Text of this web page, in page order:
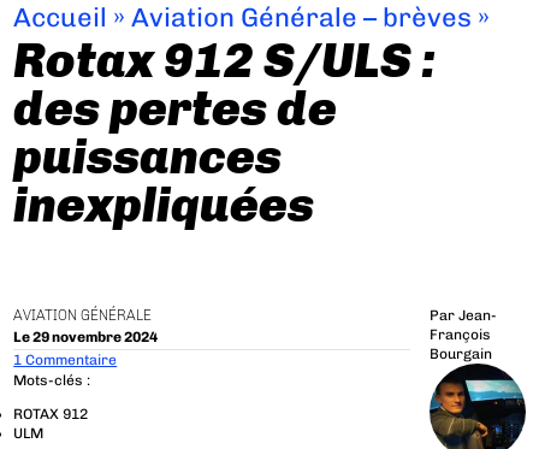
Accueil »Aviation Générale – brèves »
Rotax 912 S/ULS :
des pertes de
puissances
inexpliquées
AVIATION GÉNÉRALE
Le 29 novembre 2024
Par Jean-
François
Bourgain
1 Commentaire
Mots-clés :
ROTAX 912
ULM